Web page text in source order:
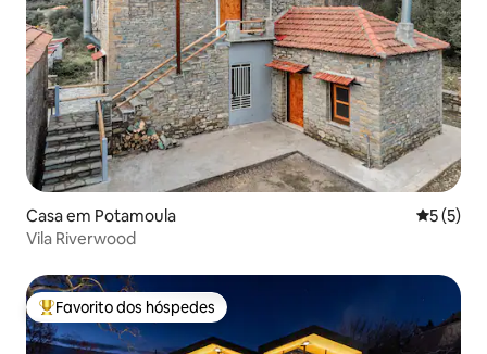
Casa em Potamoula
5 (5)
Vila Riverwood
Favoritos dos hóspedes mais apreciados
Favorito dos hóspedes